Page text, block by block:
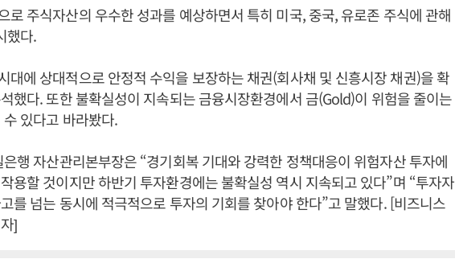
로 주식자산의 우수한 성과를 예상하면서 특히 미국, 중국, 유로존 주식에 관해
했다.
대에 상대적으로 안정적 수익을 보장하는 채권(회사채 및 신흥시장 채권)을 확
했다. 또한 불확실성이 지속되는 금융시장환경에서 금(Gold)이 위험을 줄이는
있다고 바라봤다.
행 자산관리본부장은 “경기회복 기대와 강력한 정책대응이 위험자산 투자에
용할 것이지만 하반기 투자환경에는 불확실성 역시 지속되고 있다”며 “투자자
를 넘는 동시에 적극적으로 투자의 기회를 찾아야 한다”고 말했다. [비즈니스
]